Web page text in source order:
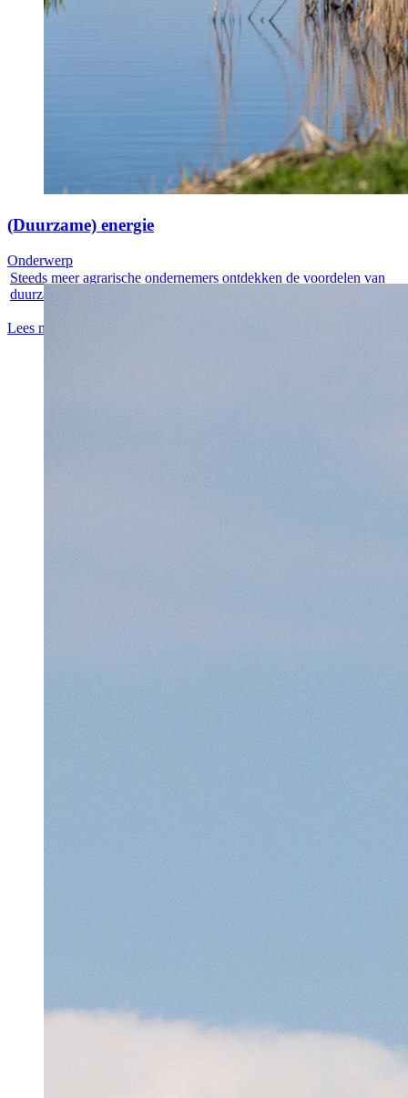
(Duurzame) energie
Steeds meer agrarische ondernemers ontdekken de voordelen van
duurzame...
Lees meer
Onderwerp